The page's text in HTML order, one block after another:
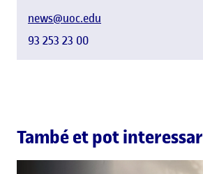
news@uoc.edu
93 253 23 00
També et pot interessar